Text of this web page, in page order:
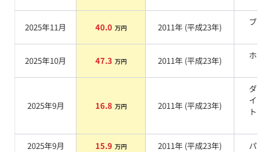
2025年11月 40.0 万円 2011年 (平成23年)
ブラ
2025年10月 47.3 万円 2011年 (平成23年)
ホワ
2025年9月 16.8 万円 2011年 (平成23年)
ダー
イオ
トマ
2025年9月
15.9 万円 2011年 (平成23年) パール